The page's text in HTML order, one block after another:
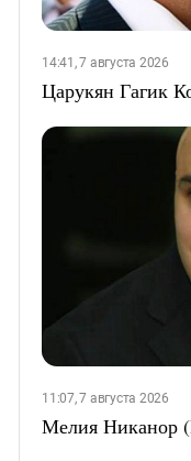
14:41, 7 августа 2026
Царукян Гагик
11:07, 7 августа 2026
Мелия Никанор